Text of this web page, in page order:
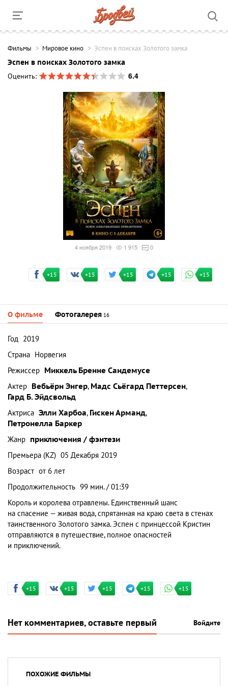
Фильмы Мировое кино Эспен в поисках Золотого замка
Эспен в поисках Золотого замка
Оценить:
6.4
4 ноября 2019 1 915 0
+15 +15 +15 +15 +15
О фильме Фотогалерея 16
Год 2019
Страна Норвегия
Режиссер Миккель Бренне Сандемусе
Актер Вебьёрн Энгер, Мадс Сьёгард Петтерсен,
Гард Б. Эйдсвольд
Актриса Элли Харбоа, Гискен Арманд,
Петронелла Баркер
Жанр приключения / фэнтези
Премьера (KZ) 05 Декабря 2019
Возраст от 6 лет
Продолжительность 99 мин. / 01:39
Король и королева отравлены. Единственный шанс
на спасение — живая вода, спрятанная на краю света в стенах
таинственного Золотого замка. Эспен с принцессой Кристин
отправляются в путешествие, полное опасностей
и приключений.
+15 +15 +15 +15 +15
Нет комментариев, оставьте первый Войдите
ПОХОЖИЕ ФИЛЬМЫ